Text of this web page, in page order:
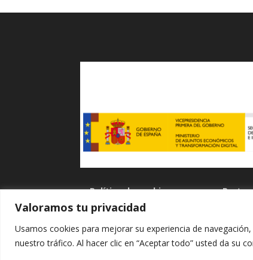
Valoramos tu privacidad
Usamos cookies para mejorar su experiencia de
nuestro tráfico. Al hacer clic en “Aceptar todo” usted da su
Política de cookies